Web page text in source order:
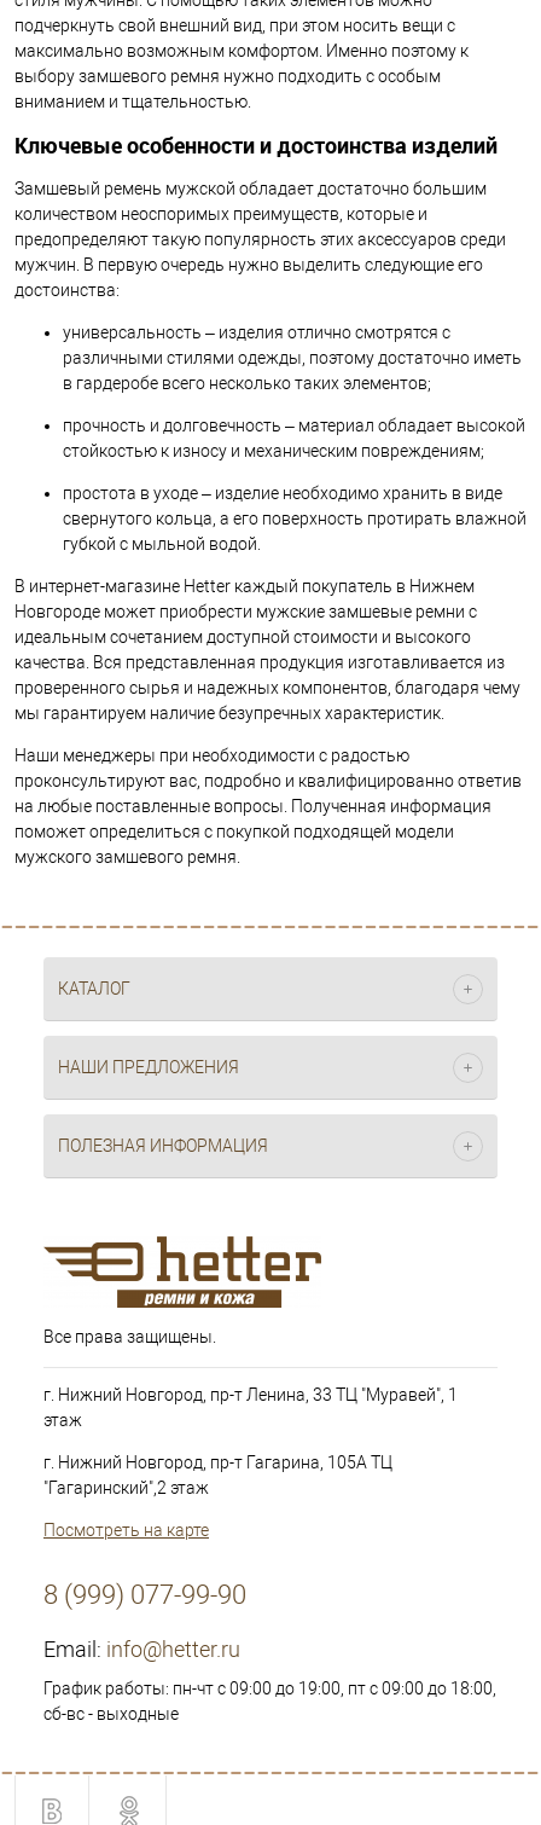
подчеркнуть свой внешний вид, при этом носить вещи с
максимально возможным комфортом. Именно поэтому к
выбору замшевого ремня нужно подходить с особым
вниманием и тщательностью.
Ключевые особенности и достоинства изделий
Замшевый ремень мужской обладает достаточно большим
количеством неоспоримых преимуществ, которые и
предопределяют такую популярность этих аксессуаров среди
мужчин. В первую очередь нужно выделить следующие его
достоинства:
универсальность – изделия отлично смотрятся с
различными стилями одежды, поэтому достаточно иметь
в гардеробе всего несколько таких элементов;
прочность и долговечность – материал обладает высокой
стойкостью к износу и механическим повреждениям;
простота в уходе – изделие необходимо хранить в виде
свернутого кольца, а его поверхность протирать влажной
губкой с мыльной водой.
В интернет-магазине Hetter каждый покупатель в Нижнем
Новгороде может приобрести мужские замшевые ремни с
идеальным сочетанием доступной стоимости и высокого
качества. Вся представленная продукция изготавливается из
проверенного сырья и надежных компонентов, благодаря чему
мы гарантируем наличие безупречных характеристик.
Наши менеджеры при необходимости с радостью
проконсультируют вас, подробно и квалифицированно ответив
на любые поставленные вопросы. Полученная информация
поможет определиться с покупкой подходящей модели
мужского замшевого ремня.
КАТАЛОГ
НАШИ ПРЕДЛОЖЕНИЯ
ПОЛЕЗНАЯ ИНФОРМАЦИЯ
Все права защищены.
г. Нижний Новгород, пр-т Ленина, 33 ТЦ "Муравей", 1
этаж
г. Нижний Новгород, пр-т Гагарина, 105А ТЦ
"Гагаринский",2 этаж
Посмотреть на карте
8 (999) 077-99-90
Email: info@hetter.ru
График работы: пн-чт с 09:00 до 19:00, пт с 09:00 до 18:00,
сб-вс - выходные